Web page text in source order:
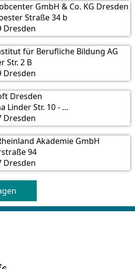
GmbH & Co. KG Dresden
Straße 34 b
Dresden
für Berufliche Bildung AG
Str. 2 B
Dresden
Dresden
Hertha Linder Str. 10 - 12
Dresden
Akademie GmbH
94
Dresden